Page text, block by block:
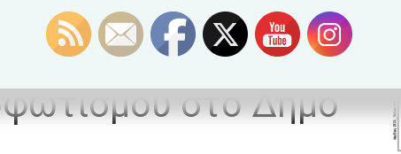
πρόσφατα
στο Δήμο